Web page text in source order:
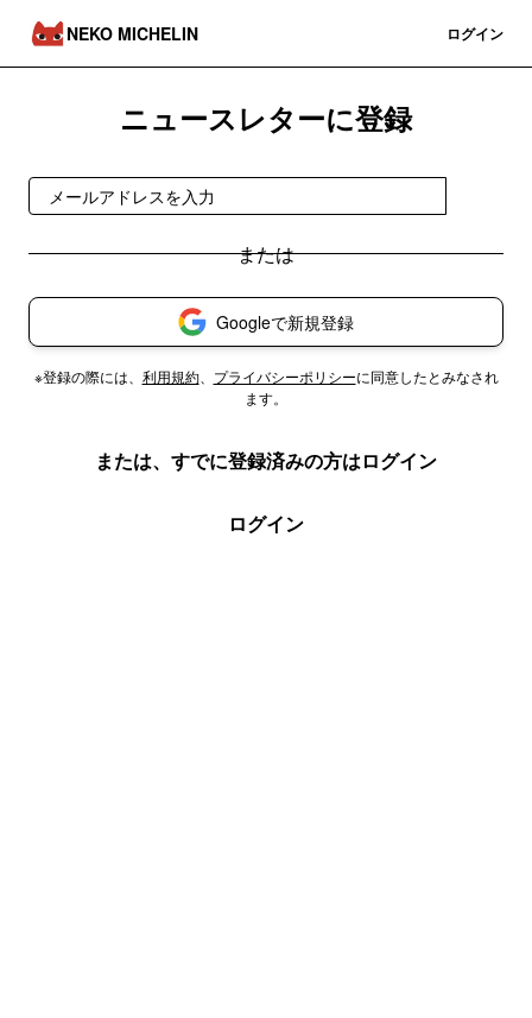
NEKO MICHELIN ログイン
ニュースレターに登録
Googleで新規登録
※登録の際には、 利用規約、 プライバシーポリシーに同意したとみなされ
ます。
または、すでに登録済みの方はログイン
ログイン